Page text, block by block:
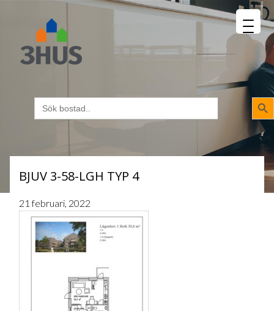
Sök
efter:
BJUV 3-58-LGH TYP 4
21 februari, 2022
MENU